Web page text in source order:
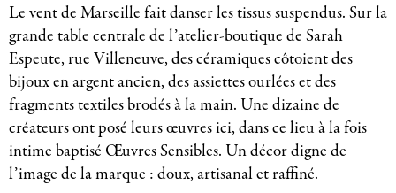
Le vent de Marseille fait danser les tissus suspendus. Sur la
grande table centrale de l’atelier-boutique de Sarah
Espeute, rue Villeneuve, des céramiques côtoient des
bijoux en argent ancien, des assiettes ourlées et des
fragments textiles brodés à la main. Une dizaine de
créateurs ont posé leurs œuvres ici, dans ce lieu à la fois
intime baptisé Œuvres Sensibles. Un décor digne de
l’image de la marque : doux, artisanal et raffiné.